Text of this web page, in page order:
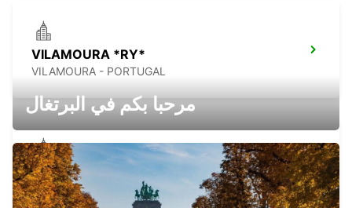
VILAMOURA *RY*
VILAMOURA - PORTUGAL
ALBUFEIRA
ALBUFEIRA - PORTUGAL
مرحبا بكم في البرتغال